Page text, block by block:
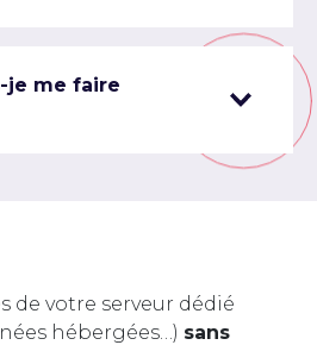
je me faire
de votre serveur dédié
hébergées…) sans